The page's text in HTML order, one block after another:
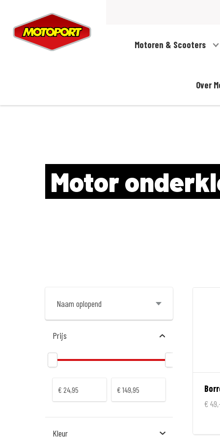
Motoren & Scooters
Over
Motor
Prijs
Kleur
€